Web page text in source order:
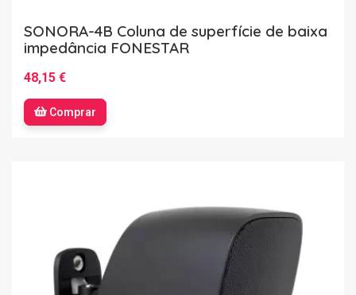
SONORA-4B Coluna de superfície de baixa
impedância FONESTAR
48,15 €
Comprar